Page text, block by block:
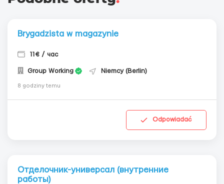
Brygadzista w magazynie
11€ / час
Group Working Niemcy (Berlin)
8 godziny temu
Odpowiadać
Отделочник-универсал (внутренние
работы)